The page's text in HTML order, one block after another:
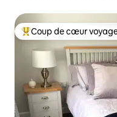
Coups de cœur
Coup de cœur